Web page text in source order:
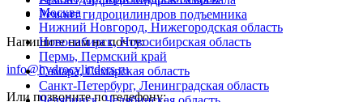
Ремонт гидроцилиндров подъемника
Напишите нам на почту:
info@hydrocylinders.ru
Или позвоните по телефону:
Москва
Нижний Новгород, Нижегородская область
Новосибирск, Новосибирская область
Пермь, Пермский край
Самара, Самарская область
Санкт-Петербург, Ленинградская область